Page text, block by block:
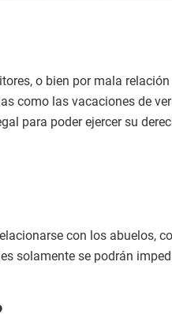
o bien por mala
como las vacaciones de
para poder ejercer su
con los abuelos,
solamente se podrán